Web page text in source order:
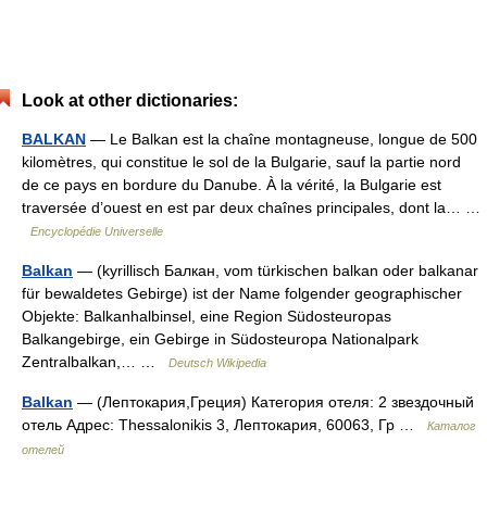
Look at other dictionaries:
BALKAN — Le Balkan est la chaîne montagneuse, longue de 500
kilomètres, qui constitue le sol de la Bulgarie, sauf la partie nord
de ce pays en bordure du Danube. À la vérité, la Bulgarie est
traversée d’ouest en est par deux chaînes principales, dont la… …
Encyclopédie Universelle
Balkan — (kyrillisch Балкан, vom türkischen balkan oder balkanar
für bewaldetes Gebirge) ist der Name folgender geographischer
Objekte: Balkanhalbinsel, eine Region Südosteuropas
Balkangebirge, ein Gebirge in Südosteuropa Nationalpark
Zentralbalkan,… …
Deutsch Wikipedia
Balkan — (Лептокария,Греция) Категория отеля: 2 звездочный
отель Адрес: Thessalonikis 3, Лептокария, 60063, Гр …
Каталог
отелей